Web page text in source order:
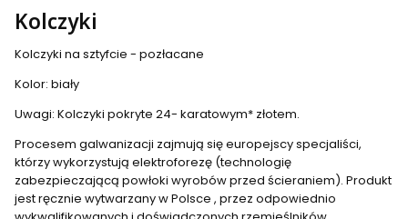
Kolczyki
Kolczyki na sztyfcie - pozłacane
Kolor: biały
Uwagi: Kolczyki pokryte 24- karatowym* złotem.
Procesem galwanizacji zajmują się europejscy specjaliści,
którzy wykorzystują elektroforezę (technologię
zabezpieczającą powłoki wyrobów przed ścieraniem). Produkt
jest ręcznie wytwarzany w Polsce , przez odpowiednio